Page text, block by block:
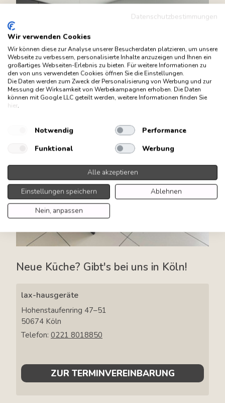
Neue Küche? Gibt's bei uns in Köln!
lax-hausgeräte
Hohenstaufenring 47–51
50674 Köln
Telefon: 0221 8018850
ZUR TERMINVEREINBARUNG
Datenschutzbestimmungen
Wir verwenden Cookies
Wir können diese zur Analyse unserer Besucherdaten platzieren, um unsere
Webseite zu verbessern, personalisierte Inhalte anzuzeigen und Ihnen ein
großartiges Webseiten-Erlebnis zu bieten. Für weitere Informationen zu
den von uns verwendeten Cookies öffnen Sie die Einstellungen.
Die Daten werden zum Zweck der Personalisierung von Werbung und zur
Messung der Wirksamkeit von Werbekampagnen erhoben. Die Daten
können mit Google LLC geteilt werden, weitere Informationen finden Sie
hier.
Notwendig
Performance
Funktional
Werbung
Alle akzeptieren
Einstellungen speichern
Ablehnen
Nein, anpassen